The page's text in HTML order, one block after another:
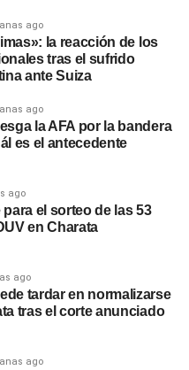
ago
la reacción de los
tras el sufrido
ante Suiza
ago
la AFA por la bandera
es el antecedente
ago
el sorteo de las 53
en Charata
ago
tardar en normalizarse
tras el corte anunciado
ago